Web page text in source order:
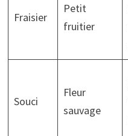
Fraisier
Petit
fruitier
Souci
Fleur
sauvage